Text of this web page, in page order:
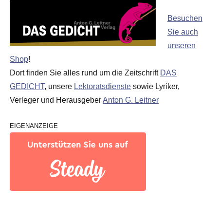
Besuchen
Sie auch
unseren
Shop!
Dort finden Sie alles rund um die Zeitschrift DAS
GEDICHT, unsere Lektoratsdienste sowie Lyriker,
Verleger und HerausgeberAnton G. Leitner
EIGENANZEIGE